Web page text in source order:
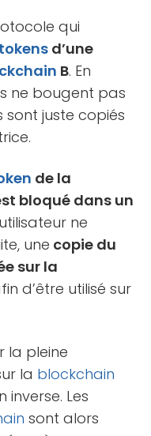
qui
tokens d’une
B. En
ne bougent pas
sont juste copiés
de la
bloqué dans un
ne
une copie du
sur la
d’être utilisé sur
la pleine
la blockchain
Les
sont alors